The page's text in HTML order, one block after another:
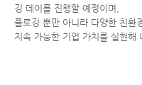
깅 데이를 진행할 예정이며,
플로깅 뿐만 아니라 다양한 친환
지속 가능한 기업 가치를 실현해